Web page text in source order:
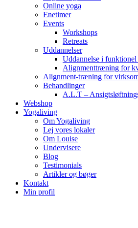
Online yoga
Enetimer
Events
Workshops
Retreats
Uddannelser
Uddannelse i funktionel
Alignmenttræning for
Alignment-træning for
Behandlinger
A.L.T –
Webshop
Yogaliving
Om Yogaliving
Lej vores lokaler
Om Louise
Undervisere
Blog
Testimonials
Artikler og bøger
Kontakt
Min profil